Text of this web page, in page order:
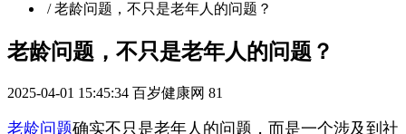
/老龄问题，不只是老年人的问题？
老龄问题，不只是老年人的问题？
2025-04-01 15:45:34 百岁健康网 81
老龄问题确实不只是老年人的问题，而是一个涉及到社